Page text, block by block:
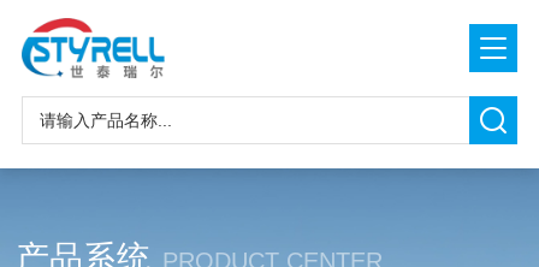
产品系统 PRODUCT CENTER